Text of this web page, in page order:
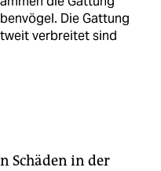
Die Gattung
verbreitet sind
Schäden in der